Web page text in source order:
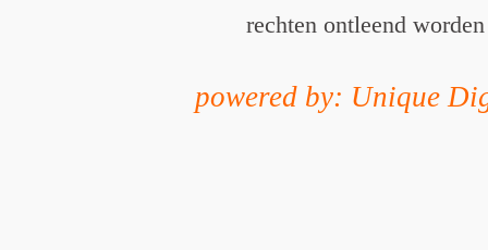
rechten ontleend worden
powered by: Unique